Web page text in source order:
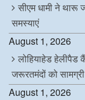
सीएम धामी ने थारू
समस्याएं
August 1, 2026
लोहियाहेड हेलीपैड
जरूरतमंदों को
August 1, 2026